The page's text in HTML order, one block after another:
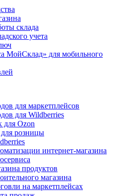
склада
учета
МойСклад» для мобильного
для маркетплейсов
для Wildberries
для Ozon
розницы
интернет-магазина
продуктов
магазина
на маркетплейсах